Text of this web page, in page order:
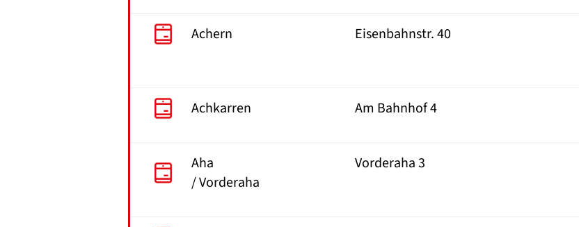
Achern Eisenbahnstr. 40
Achkarren Am Bahnhof 4
Aha
/ Vorderaha
Vorderaha 3